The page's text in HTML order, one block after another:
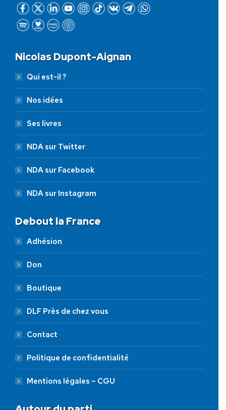
Nicolas Dupont-Aignan
Qui est-il ?
Nos idées
Ses livres
NDA sur Twitter
NDA sur Facebook
NDA sur Instagram
Debout la France
Adhésion
Don
Boutique
DLF Près de chez vous
Contact
Politique de confidentialité
Mentions légales – CGU